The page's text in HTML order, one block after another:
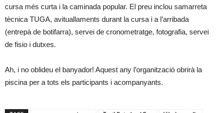
cursa més curta i la caminada popular. El preu inclou samarreta
tècnica TUGA, avituallaments durant la cursa i a l’arribada
(entrepà de botifarra), servei de cronometratge, fotografia, servei
de fisio i dutxes.
Ah, i no oblideu el banyador! Aquest any l’organització obrirà la
piscina per a tots els participants i acompanyants.